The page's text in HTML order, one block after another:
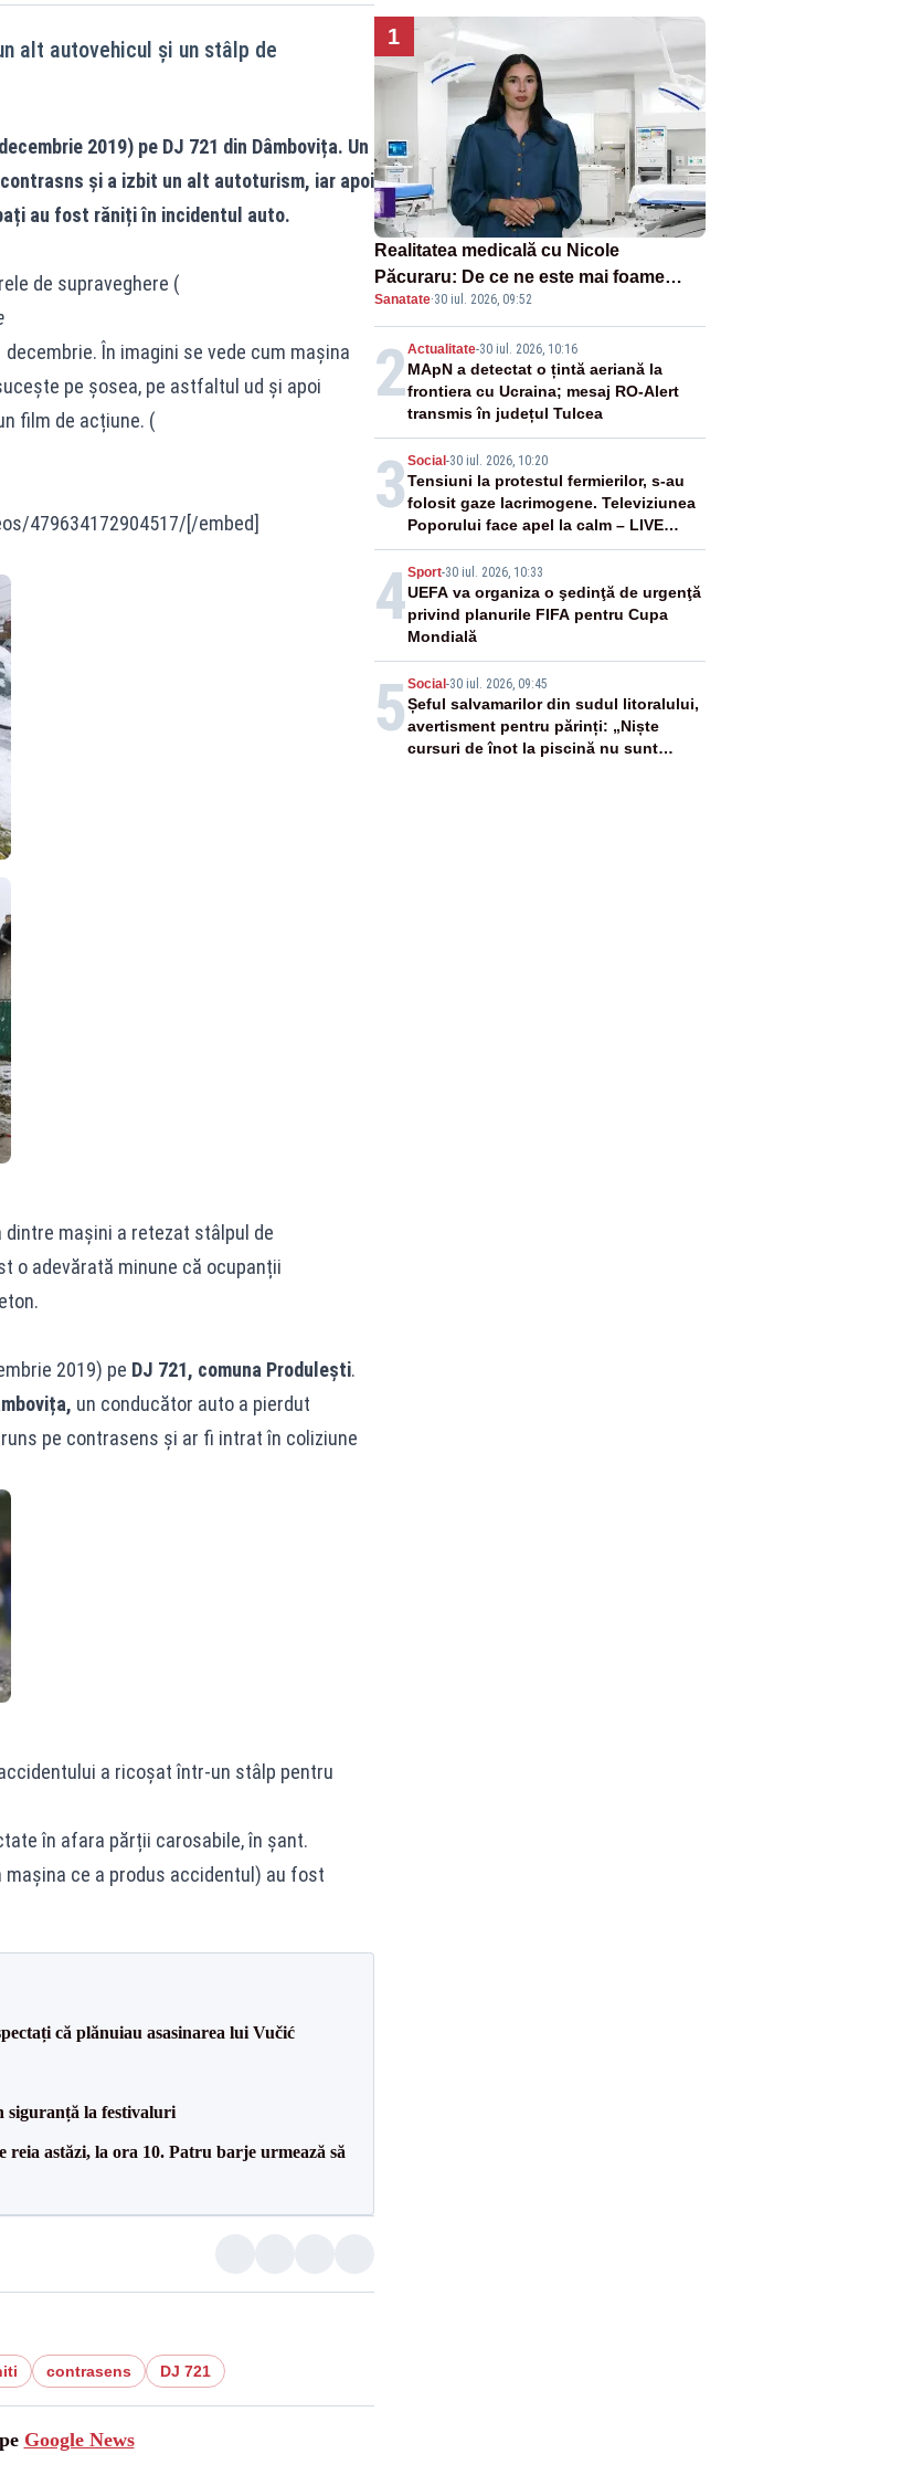
alt autovehicul și un stâlp de
2019) pe DJ 721 din Dâmbovița. Un
și a izbit un alt autoturism, iar apoi
au fost răniți în incidentul auto.
de supraveghere (
În imagini se vede cum mașina
pe șosea, pe astfaltul ud și apoi
film de acțiune. (
479634172904517/[/embed]
mașini a retezat stâlpul de
o adevărată minune că ocupanții
2019) pe DJ 721, comuna Produlești.
un conducător auto a pierdut
pe contrasens și ar fi intrat în coliziune
a ricoșat într-un stâlp pentru
în afara părții carosabile, în șant.
ce a produs accidentul) au fost
că plănuiau asasinarea lui Vučić
siguranță la festivaluri
astăzi, la ora 10. Patru barje urmează să
contrasens DJ 721
Google News
1
Realitatea medicală cu Nicole
Păcuraru: De ce ne este mai foame
când suntem obosiți?
Sanatate·30 iul. 2026, 09:52
2Actualitate-30 iul. 2026, 10:16
MApN a detectat o țintă aeriană la
frontiera cu Ucraina; mesaj RO-Alert
transmis în județul Tulcea
3 Social -30 iul. 2026, 10:20
Tensiuni la protestul fermierilor, s-au
folosit gaze lacrimogene. Televiziunea
Poporului face apel la calm – LIVE
TEXT
4Sport-30 iul. 2026, 10:33
UEFA va organiza o şedinţă de urgenţă
privind planurile FIFA pentru Cupa
Mondială
5 Social -30 iul. 2026, 09:45
Șeful salvamarilor din sudul litoralului,
avertisment pentru părinți: „Niște
cursuri de înot la piscină nu sunt